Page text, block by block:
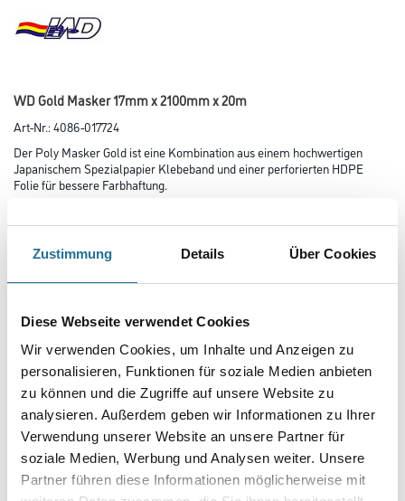
Zustimmung Details Über Cookies
Diese Webseite verwendet Cookies
Wir verwenden Cookies, um Inhalte und Anzeigen zu
personalisieren, Funktionen für soziale Medien anbieten
zu können und die Zugriffe auf unsere Website zu
analysieren. Außerdem geben wir Informationen zu Ihrer
Verwendung unserer Website an unsere Partner für
soziale Medien, Werbung und Analysen weiter. Unsere
Partner führen diese Informationen möglicherweise mit
WD Gold Masker 17mm x 2100mm x 20m
Art-Nr.:4086-017724
Der Poly Masker Gold ist eine Kombination aus einem hochwertigen
Japanischem Spezialpapier Klebeband und einer perforierten HDPE
Folie für bessere Farbhaftung.
Farbtonbezeichnung
Breite in millimeter
Höhe in millimeter